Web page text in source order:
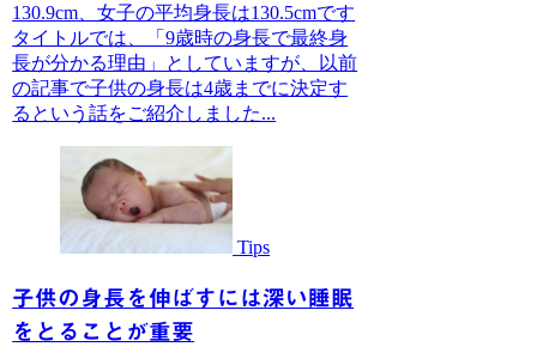
130.9cm、女子の平均身長は130.5cmです
タイトルでは、「9歳時の身長で最終身
長が分かる理由」としていますが、以前
の記事で子供の身長は4歳までに決定す
るという話をご紹介しました...
Tips
子供の身長を伸ばすには深い睡眠
をとることが重要